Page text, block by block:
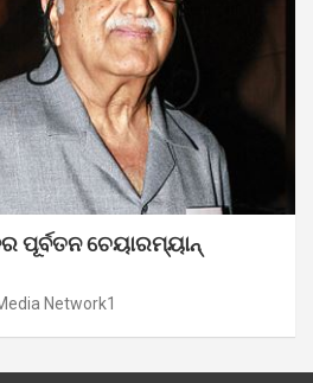
ଚେୟାରମ୍ୟାନ୍
Network1